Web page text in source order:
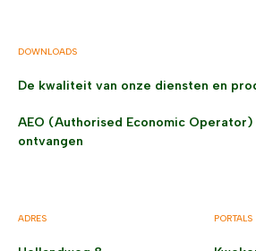
DOWNLOADS
De kwaliteit van onze diensten en
AEO (Authorised Economic
ontvangen
ADRES PORTALS